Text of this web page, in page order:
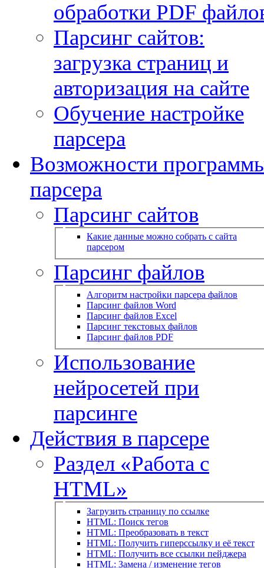
обработки PDF
Парсинг сайтов:
загрузка страниц и
авторизация на сайте
Обучение настройке
парсера
Возможности
парсера
Парсинг сайтов
Какие данные можно собрать с сайта
парсером
Парсинг файлов
Алгоритм настройки парсера файлов
Парсинг файлов Word
Парсинг файлов Excel
Парсинг текстовых файлов
Парсинг файлов PDF
Использование
нейросетей при
парсинге
Действия в парсере
Раздел «Работа с
HTML»
Загрузить страницу по ссылке
HTML: Поиск тегов
HTML: Преобразовать в текст
HTML: Получить гиперссылку и её текст
HTML: Получить все ссылки пейджера
HTML: Замена / изменение тегов